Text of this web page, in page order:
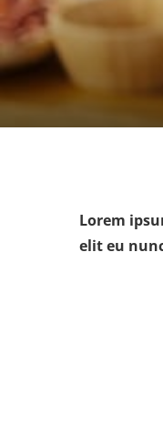
Lorem
elit eu